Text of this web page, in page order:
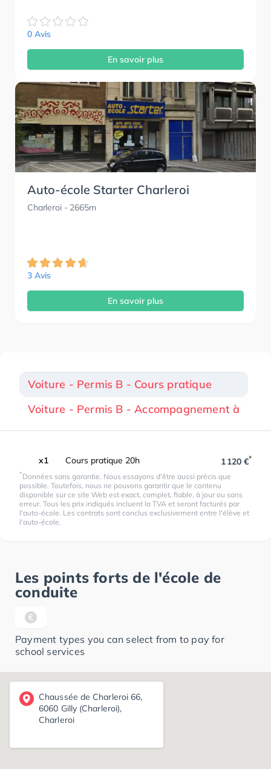
0 Avis
En savoir plus
Auto-école Starter Charleroi
Charleroi- 2665m
3 Avis
En savoir plus
Voiture - Permis B - Cours pratique
Voiture - Permis B - Accompagnement à
x1 Cours pratique 20h 1 120 €*
*Données sans garantie. Nous essayons d'être aussi précis que
possible. Toutefois, nous ne pouvons garantir que le contenu
disponible sur ce site Web est exact, complet, fiable, à jour ou sans
erreur. Tous les prix indiqués incluent la TVA et seront facturés par
l'auto-école. Les contrats sont conclus exclusivement entre l'élève et
l'auto-école.
Les points forts de l'école de
conduite
Payment types you can select from to pay for
school services
Chaussée de Charleroi 66,
6060 Gilly (Charleroi),
Charleroi